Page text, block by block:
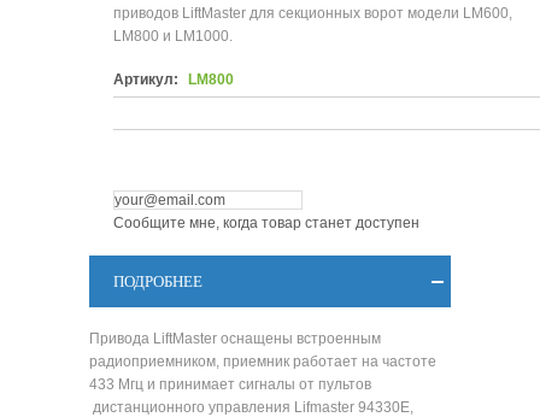
приводов LiftMaster для секционных ворот модели LM600,
LM800 и LM1000.
Артикул: LM800
Сообщите мне, когда товар станет доступен
ПОДРОБНЕЕ
Привода LiftMaster оснащены встроенным
радиоприемником, приемник работает на частоте
433 Мгц и принимает сигналы от пультов
дистанционного управления Lifmaster 94330E,